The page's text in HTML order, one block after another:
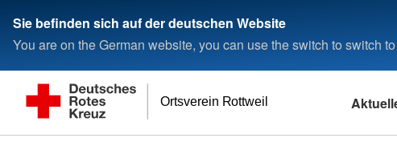
Sie befinden sich auf der deutschen Website
You are on the German website, you can use the switch to switch
Ortsverein Rottweil